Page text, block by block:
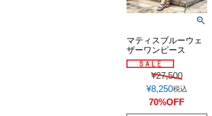
マティスブルーウェ
ザーワンピース
¥27,500
¥8,250税込
70%OFF